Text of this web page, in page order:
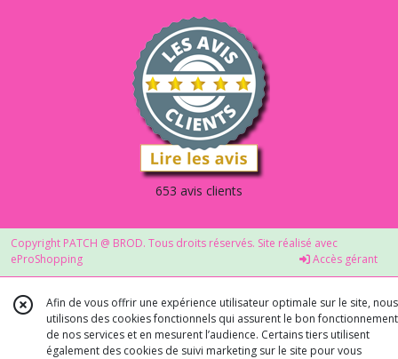
653 avis clients
Copyright PATCH @ BROD. Tous droits réservés. Site réalisé avec
eProShopping
Accès gérant
Afin de vous offrir une expérience utilisateur optimale sur le site, nous
utilisons des cookies fonctionnels qui assurent le bon fonctionnement
de nos services et en mesurent l’audience. Certains tiers utilisent
également des cookies de suivi marketing sur le site pour vous